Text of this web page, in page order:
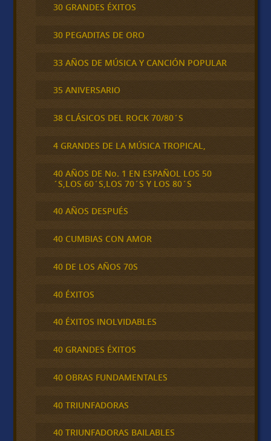
30 GRANDES ÉXITOS
30 PEGADITAS DE ORO
33 AÑOS DE MÚSICA Y CANCIÓN POPULAR
35 ANIVERSARIO
38 CLÁSICOS DEL ROCK 70/80´S
4 GRANDES DE LA MÚSICA TROPICAL,
40 AÑOS DE No. 1 EN ESPAÑOL LOS 50
´S,LOS 60´S,LOS 70´S Y LOS 80´S
40 AÑOS DESPUÉS
40 CUMBIAS CON AMOR
40 DE LOS AÑOS 70S
40 ÉXITOS
40 ÉXITOS INOLVIDABLES
40 GRANDES ÉXITOS
40 OBRAS FUNDAMENTALES
40 TRIUNFADORAS
40 TRIUNFADORAS BAILABLES